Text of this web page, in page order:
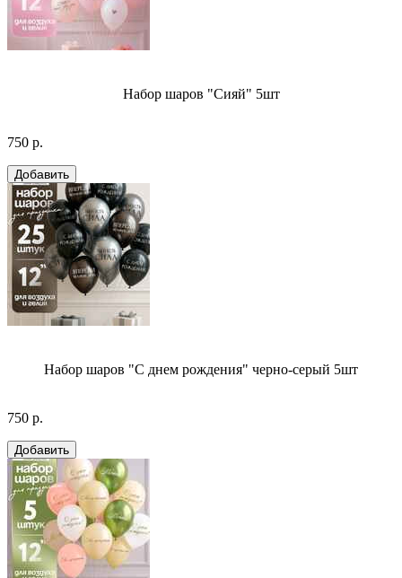
Набор шаров "Сияй" 5шт
750 р.
Набор шаров "С днем рождения" черно-серый 5шт
750 р.